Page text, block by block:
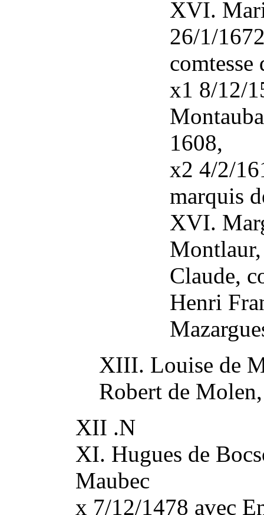
XVI.
26/1/
x1 8/12/
1608,
x2 4/2/
marquis
XVI.
Claude,
Henri
XIII. Louise de
Robert de
XII .N
XI. Hugues de
Maubec
x 7/12/1478 avec